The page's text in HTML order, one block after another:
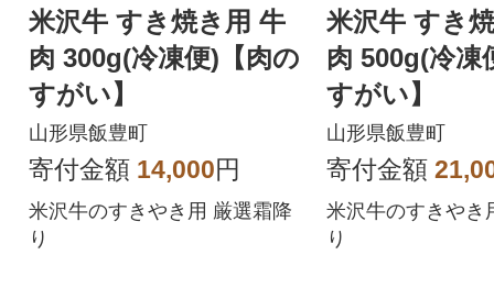
米沢牛 すき焼き用 牛
肉 300g(冷凍便)【肉の
すがい】
山形県飯豊町
寄付金額 14,000円
米沢牛のすきやき用 厳選霜降
り
米沢牛 すき
肉 500g(冷凍
すがい】
山形県飯豊町
寄付金額
米沢牛のすきやき
り